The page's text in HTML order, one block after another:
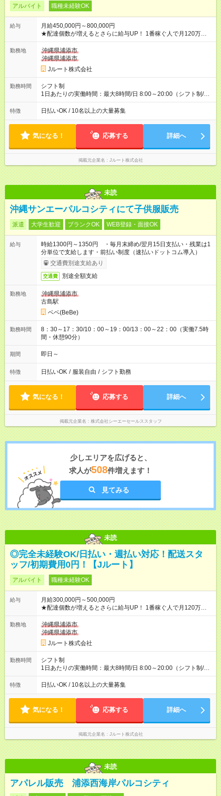
アルバイト 職種未経験OK
給与
月給450,000円～800,000円
★配達個数が増えるとさらに給与UP！ 1番稼ぐ人で月120万ほ
ど！ ・主要都市エリア 月収55万円／週5日稼働 月収65万~112
万円／週6日稼働 ・地方郊外エリア 月収40万円／週5日稼働 月
収40万円~50万円／週6日稼働 ＜モデルイメージ＞ ■月収50万
円 (27歳男性/江東区在住)※元建築関係 1日150個配達×25日勤務
(日休み) ■月収80万円(43歳男性/墨田区在住)※元営業 1日200個
勤務地
沖縄県浦添市
沖縄県浦添市
Jルート株式会社
勤務時間
シフト制
1日あたりの実働時間：最大8時間/日 8:00～20:00（シフト制/実
働8時間） ※週5日勤務（場所次第では週4も有り） ※配達状況に
よって時間外での勤務可能性有り ※案件により多少の前後あり
特徴 日払いOK / 10名以上の大量募集
気になる！ 応募する 詳細へ
掲載元企業名 Jルート株式会社
未読
沖縄サンエーパルコシティにて子供服販売
派遣 大学生歓迎 ブランクOK WEB登録・面接OK
給与
時給1300円～1350円 ・毎月末締め/翌月15日支払い・残業は1
分単位で支給します・前払い制度（速払いドットコム導入）
交通費別途支給あり
交通費 別途全額支給
勤務地
沖縄県浦添市
古島駅
ベベ(BeBe)
勤務時間
8：30～17：30/10：00～19：00/13：00～22：00（実働7.5時
間・休憩90分）
期間 即日～
特徴 日払いOK / 服装自由 / シフト勤務
気になる！ 応募する 詳細へ
掲載元企業名 株式会社シーエーセールススタッフ
少しエリアを広げると、
求人が508件増えます！
見てみる
未読
◎完全未経験OK/日払い・週払い対応！配送スタ
ッフ/初期費用0円！【Jルート】
アルバイト 職種未経験OK
給与
月給300,000円～500,000円
★配達個数が増えるとさらに給与UP！ 1番稼ぐ人で月120万ほ
ど！ ・主要都市エリア 月収55万円／週5日稼働 月収65万~112
万円／週6日稼働 ・地方郊外エリア 月収40万円／週5日稼働 月
収40万円~50万円／週6日稼働 ＜モデルイメージ＞ ■月収50万
円 (27歳男性/江東区在住)※元建築関係 1日150個配達×25日勤務
(日休み) ■月収80万円(43歳男性/墨田区在住)※元営業 1日200個
勤務地
沖縄県浦添市
沖縄県浦添市
Jルート株式会社
勤務時間
シフト制
1日あたりの実働時間：最大8時間/日 8:00～20:00（シフト制/実
働8時間） ※週5日勤務（場所次第では週4も有り） ※配達状況に
よって時間外での勤務可能性有り ※案件により多少の前後あり
特徴 日払いOK / 10名以上の大量募集
気になる！ 応募する 詳細へ
掲載元企業名 Jルート株式会社
未読
アパレル販売 浦添西海岸パルコシティ